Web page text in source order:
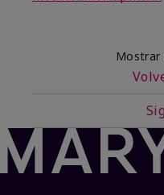
Mostrar